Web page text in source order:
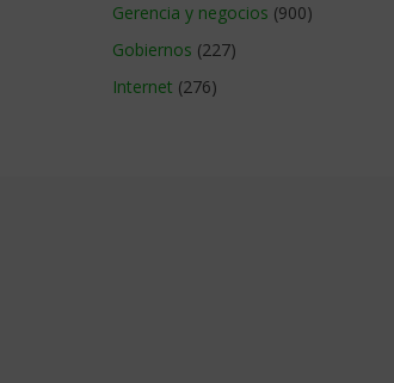
Gerencia y negocios (900)
Gobiernos (227)
Internet (276)